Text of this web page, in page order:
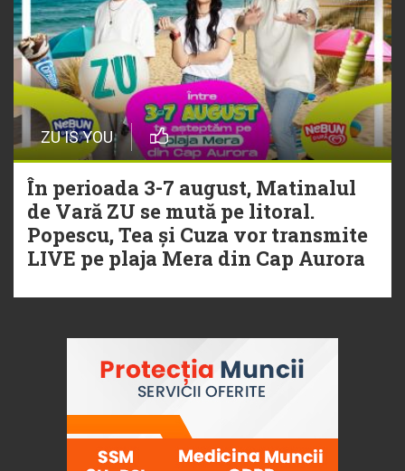
ZU IS YOU
În perioada 3-7 august, Matinalul
de Vară ZU se mută pe litoral.
Popescu, Tea și Cuza vor transmite
LIVE pe plaja Mera din Cap Aurora